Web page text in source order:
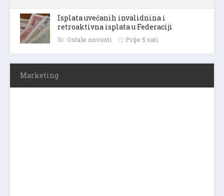
Isplata uvećanih invalidnina i
retroaktivna isplata u Federaciji
Ostale novosti Prije 5 sati
Marketing